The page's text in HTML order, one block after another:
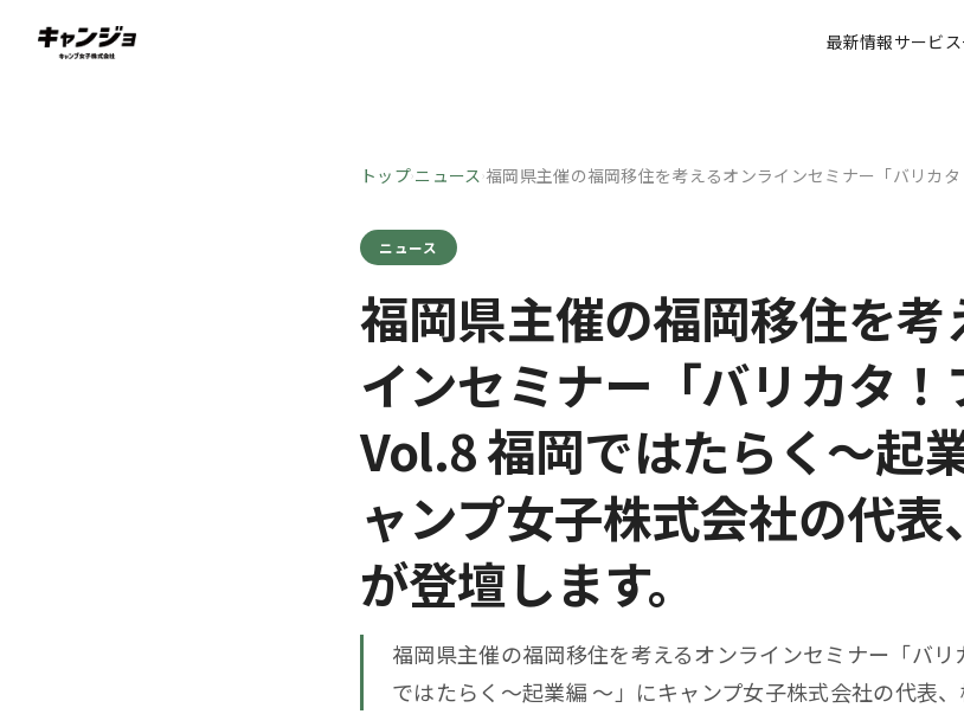
最新情報サービ
トップ›ニュース ›福岡県主催の福岡移住を考えるオンラインセミナー「バリカ
ニュース
福岡県主催の福岡移住を考
インセミナー「バリカタ！
Vol.8 福岡ではたらく～起
ャンプ女子株式会社の代
が登壇します。
福岡県主催の福岡移住を考えるオンラインセミナー「バ
ではたらく～起業編 ～」にキャンプ女子株式会社の代表、